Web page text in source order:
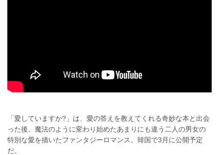
「愛していますか?」は、愛の答えを教えてくれる奇妙な本と出会
った後、魔法のように変わり始めたあまりにも違う二人の男女の
特別な愛を描いたファンタジーロマンス。韓国で3月に公開予定
だ。